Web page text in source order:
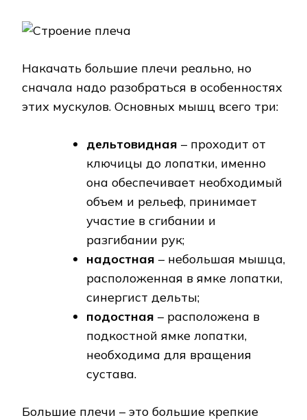
Накачать большие плечи реально, но
сначала надо разобраться в особенностях
этих мускулов. Основных мышц всего три:
дельтовидная – проходит от
ключицы до лопатки, именно
она обеспечивает необходимый
объем и рельеф, принимает
участие в сгибании и
разгибании рук;
надостная – небольшая мышца,
расположенная в ямке лопатки,
синергист дельты;
подостная – расположена в
подкостной ямке лопатки,
необходима для вращения
сустава.
Большие плечи – это большие крепкие